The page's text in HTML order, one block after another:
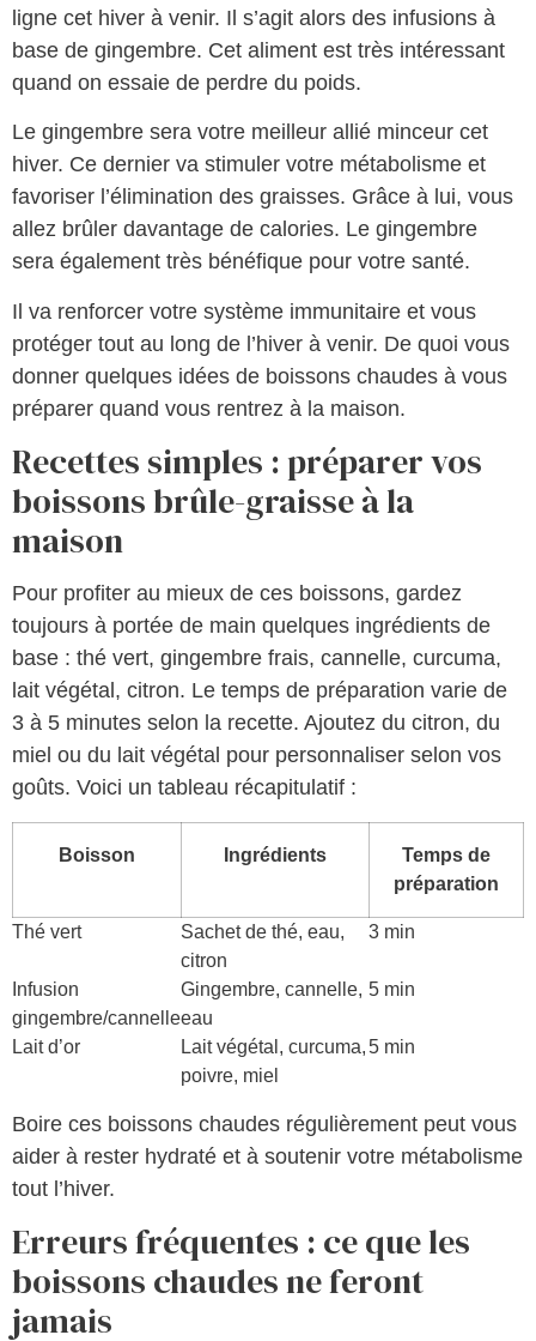
ligne cet hiver à venir. Il s’agit alors des infusions à
base de gingembre. Cet aliment est très intéressant
quand on essaie de perdre du poids.
Le gingembre sera votre meilleur allié minceur cet
hiver. Ce dernier va stimuler votre métabolisme et
favoriser l’élimination des graisses. Grâce à lui, vous
allez brûler davantage de calories. Le gingembre
sera également très bénéfique pour votre santé.
Il va renforcer votre système immunitaire et vous
protéger tout au long de l’hiver à venir. De quoi vous
donner quelques idées de boissons chaudes à vous
préparer quand vous rentrez à la maison.
Recettes simples : préparer vos
boissons brûle-graisse à la
maison
Pour profiter au mieux de ces boissons, gardez
toujours à portée de main quelques ingrédients de
base : thé vert, gingembre frais, cannelle, curcuma,
lait végétal, citron. Le temps de préparation varie de
3 à 5 minutes selon la recette. Ajoutez du citron, du
miel ou du lait végétal pour personnaliser selon vos
goûts. Voici un tableau récapitulatif :
Boisson Ingrédients
Temps de
préparation
Thé vert
Sachet de thé, eau,
citron
3 min
Infusion
gingembre/cannelle
Gingembre, cannelle,
eau
5 min
Lait d’or
Lait végétal, curcuma,
poivre, miel
5 min
Boire ces boissons chaudes régulièrement peut vous
aider à rester hydraté et à soutenir votre métabolisme
tout l’hiver.
Erreurs fréquentes : ce que les
boissons chaudes ne feront
jamais